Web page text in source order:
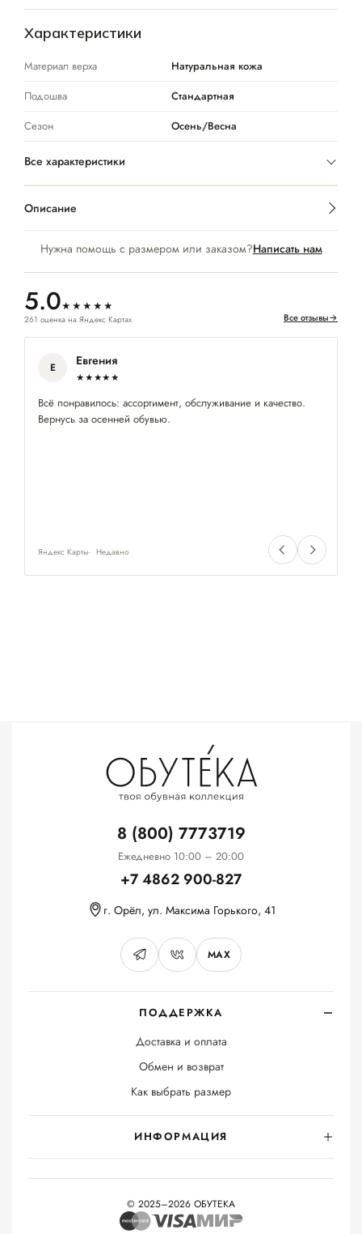
Нужна помощь с размером или заказом?Написать нам
5.0★★★★★
261 оценка на Яндекс Картах Все отзывы→
Е Евгения
★★★★★
Всё понравилось: ассортимент, обслуживание и качество.
Вернусь за осенней обувью.
Яндекс Карты Недавно
Характеристики
Материал верха
Натуральная кожа
Подошва
Стандартная
Сезон
Осень/Весна
Все характеристики
Описание
ПОДДЕРЖКА
Доставка и оплата
Обмен и возврат
Как выбрать размер
ИНФОРМАЦИЯ
8 (800) 7773719
Ежедневно 10:00 – 20:00
+7 4862 900-827
г. Орёл, ул. Максима Горького, 41
MAX
© 2025–2026 ОБУТЕКА